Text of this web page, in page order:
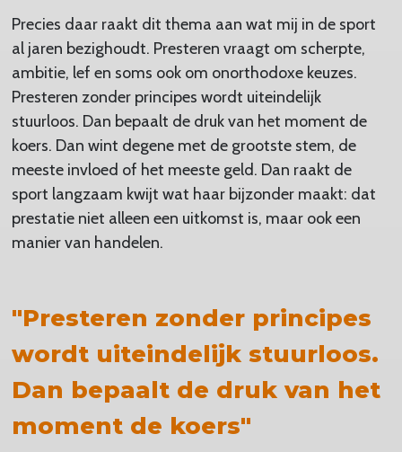
Precies daar raakt dit thema aan wat mij in de sport
al jaren bezighoudt. Presteren vraagt om scherpte,
ambitie, lef en soms ook om onorthodoxe keuzes.
Presteren zonder principes wordt uiteindelijk
stuurloos. Dan bepaalt de druk van het moment de
koers. Dan wint degene met de grootste stem, de
meeste invloed of het meeste geld. Dan raakt de
sport langzaam kwijt wat haar bijzonder maakt: dat
prestatie niet alleen een uitkomst is, maar ook een
manier van handelen.
"Presteren zonder principes
wordt uiteindelijk stuurloos.
Dan bepaalt de druk van het
moment de koers"